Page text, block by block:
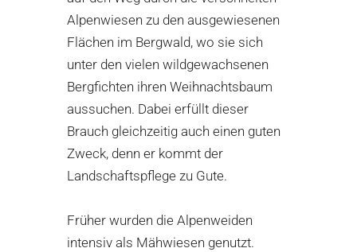
Alpenwiesen zu den ausgewiesenen
Flächen im Bergwald, wo sie sich
unter den vielen wildgewachsenen
Bergfichten ihren Weihnachtsbaum
aussuchen. Dabei erfüllt dieser
Brauch gleichzeitig auch einen guten
Zweck, denn er kommt der
Landschaftspflege zu Gute.
Früher wurden die Alpenweiden
intensiv als Mähwiesen genutzt.